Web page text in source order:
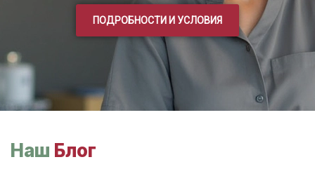
ПОДРОБНОСТИ И УСЛОВИЯ
Наш Блог